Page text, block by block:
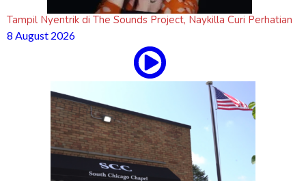
Tampil Nyentrik di The Sounds Project, Naykilla Curi Perhatian
8 August 2026